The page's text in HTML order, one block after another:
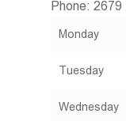
Phone: 2679
Monday
Tuesday
Wednesday